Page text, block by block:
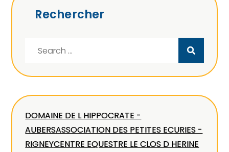
Rechercher
DOMAINE DE L HIPPOCRATE -
AUBERSASSOCIATION DES PETITES ECURIES -
RIGNEYCENTRE EQUESTRE LE CLOS D HERINE